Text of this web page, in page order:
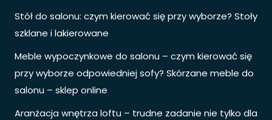
Stół do salonu: czym kierować się przy wyborze? Stoły
szklane i lakierowane
Meble wypoczynkowe do salonu – czym kierować się
przy wyborze odpowiedniej sofy? Skórzane meble do
salonu – sklep online
Aranżacja wnętrza loftu – trudne zadanie nie tylko dla